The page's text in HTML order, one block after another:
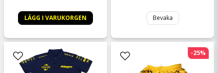
LÄGG I VARUKORGEN Bevaka
-25%